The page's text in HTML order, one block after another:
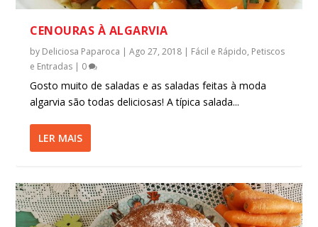
CENOURAS À ALGARVIA
by Deliciosa Paparoca |Ago 27, 2018 | Fácil e Rápido, Petiscos
e Entradas | 0
Gosto muito de saladas e as saladas feitas à moda
algarvia são todas deliciosas! A típica salada...
LER MAIS